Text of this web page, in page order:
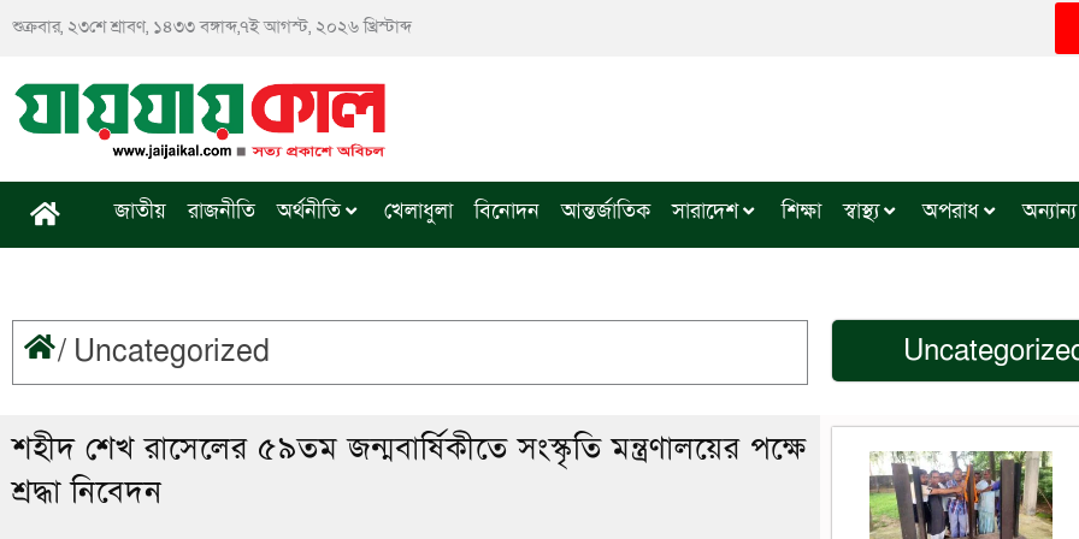
শুক্রবার, ২৩শে শ্রাবণ, ১৪৩৩ বঙ্গাব্দ,৭ই আগস্ট, ২০২৬ খ্রিস্টাব্দ
জাতীয় রাজনীতি অর্থনীতি খেলাধুলা বিনোদন আন্তর্জাতিক সারাদেশ শিক্ষা স্বাস্থ্য অপরাধ অন্যান্য
/ Uncategorized
শহীদ শেখ রাসেলের ৫৯তম জন্মবার্ষিকীতে সংস্কৃতি মন্ত্রণালয়ের পক্ষে
শ্রদ্ধা নিবেদন